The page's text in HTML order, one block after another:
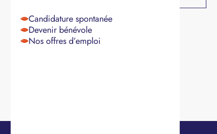
Candidature spontanée
Devenir bénévole
Nos offres d’emploi
RGPD*
J’accepte la politique de confidentialité.